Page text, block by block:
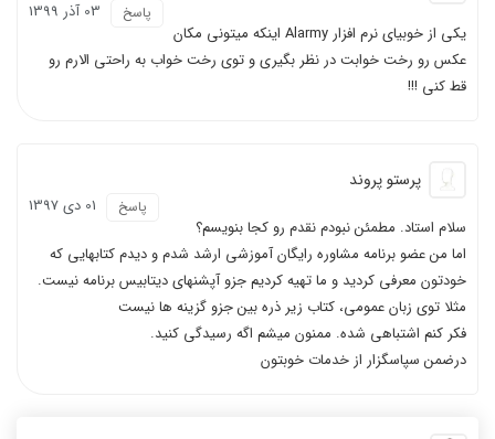
03 آذر 1399 پاسخ
یکی از خوبیای نرم افزار Alarmy اینکه میتونی مکان
عکس رو رخت خوابت در نظر بگیری و توی رخت خواب به راحتی الارم رو
قط کنی !!!
پرستو پروند
01 دی 1397 پاسخ
سلام استاد. مطمئن نبودم نقدم رو کجا بنویسم؟
اما من عضو برنامه مشاوره رایگان آموزشی ارشد شدم و دیدم کتابهایی که
خودتون معرفی کردید و ما تهیه کردیم جزو آپشنهای دیتابیس برنامه نیست.
مثلا توی زبان عمومی، کتاب زیر ذره بین جزو گزینه ها نیست
فکر کنم اشتباهی شده. ممنون میشم اگه رسیدگی کنید.
درضمن سپاسگزار از خدمات خوبتون